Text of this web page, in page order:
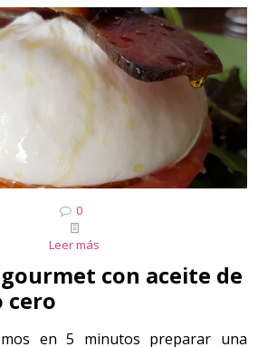
0
Leer más
gourmet con aceite de
cero
en 5 minutos preparar una